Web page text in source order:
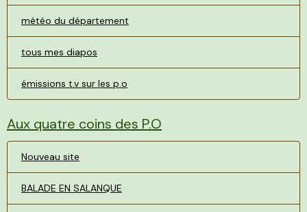
météo du département
tous mes diapos
émissions t.v sur les p.o
Aux quatre coins des P.O
Nouveau site
BALADE EN SALANQUE